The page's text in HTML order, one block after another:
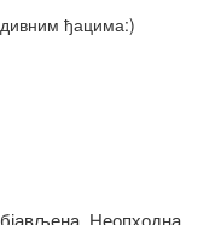
ђацима:)
Неопходна